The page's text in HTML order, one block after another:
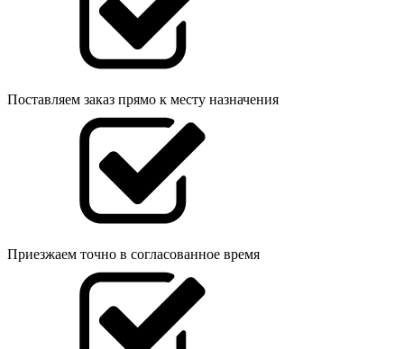
Поставляем заказ прямо к месту назначения
Приезжаем точно в согласованное время